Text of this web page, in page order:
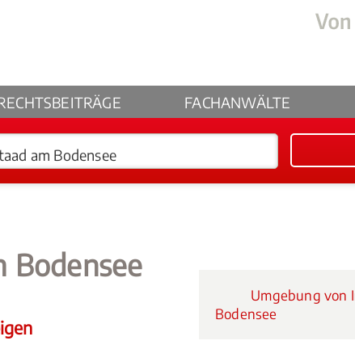
FACHANWÄLTE
Bodensee
Umgebung von
Bodensee